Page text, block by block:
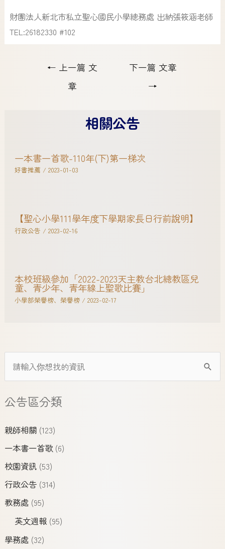
公告區分類
親師相關(123)
一本書一首歌(6)
校園資訊(53)
行政公告(314)
教務處(95)
英文週報(95)
學務處(32)
財團法人新北市私立聖心國民小學總務處 出納張筱涵老師
TEL:26182330 #102
← 上一篇 文
章
下一篇 文章
→
相關公告
一本書一首歌-110年(下)第一梯次
好書推薦 / 2023-01-03
【聖心小學111學年度下學期家長日行前說明】
行政公告 / 2023-02-16
本校班級參加「2022-2023天主教台北總教區兒
童、青少年、青年線上聖歌比賽」
小學部榮譽榜、 榮譽榜/ 2023-02-17